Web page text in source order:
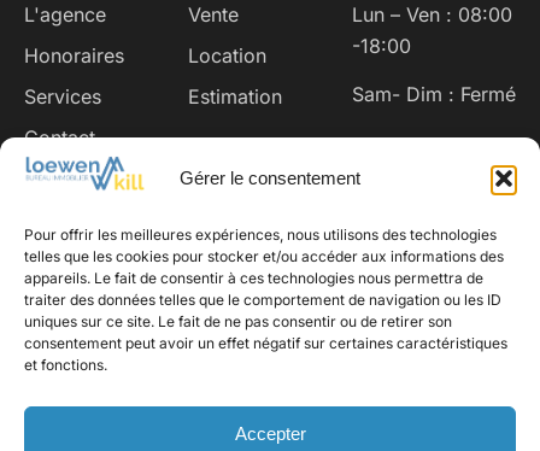
Gérer le consentement
Pour offrir les meilleures expériences, nous utilisons des technologies
telles que les cookies pour stocker et/ou accéder aux informations des
appareils. Le fait de consentir à ces technologies nous permettra de
traiter des données telles que le comportement de navigation ou les ID
uniques sur ce site. Le fait de ne pas consentir ou de retirer son
consentement peut avoir un effet négatif sur certaines caractéristiques
et fonctions.
Accepter
L'agence
Honoraires
Services
Contact
Vente
Location
Estimation
Lun – Ven : 08:00
-18:00
Sam- Dim : Fermé
Coordonnées
+352 691 93 22 02
16, rue du Marché
L-8252 Mamer,
Luxembourg
Nos réseaux